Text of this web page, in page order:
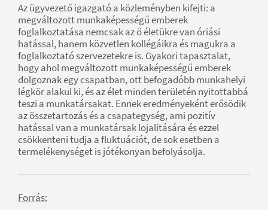
Az ügyvezető igazgató a közleményben kifejti: a
megváltozott munkaképességű emberek
foglalkoztatása nemcsak az ő életükre van óriási
hatással, hanem közvetlen kollégáikra és magukra a
foglalkoztató szervezetekre is. Gyakori tapasztalat,
hogy ahol megváltozott munkaképességű emberek
dolgoznak egy csapatban, ott befogadóbb munkahelyi
légkör alakul ki, és az élet minden területén nyitottabbá
teszi a munkatársakat. Ennek eredményeként erősödik
az összetartozás és a csapategység, ami pozitív
hatással van a munkatársak lojalitására és ezzel
csökkenteni tudja a fluktuációt, de sok esetben a
termelékenységet is jótékonyan befolyásolja.
Forrás: